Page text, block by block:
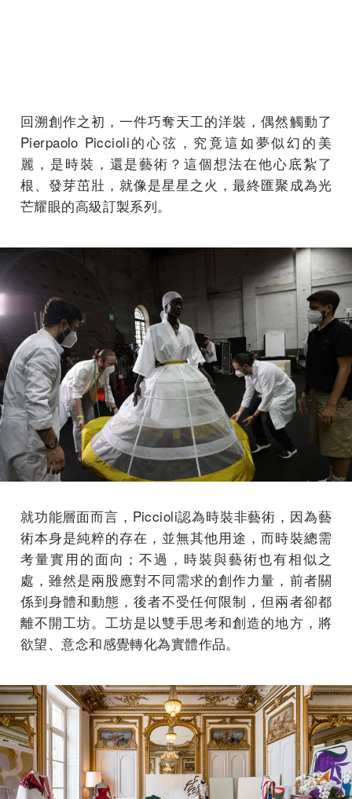
回溯創作之初，一件巧奪天工的洋裝，偶然觸動了
Pierpaolo Piccioli的心弦，究竟這如夢似幻的美
麗，是時裝，還是藝術？這個想法在他心底紮了
根、發芽茁壯，就像是星星之火，最終匯聚成為光
芒耀眼的高級訂製系列。
就功能層面而言，Piccioli認為時裝非藝術，因為藝
術本身是純粹的存在，並無其他用途，而時裝總需
考量實用的面向；不過，時裝與藝術也有相似之
處，雖然是兩股應對不同需求的創作力量，前者關
係到身體和動態，後者不受任何限制，但兩者卻都
離不開工坊。工坊是以雙手思考和創造的地方，將
欲望、意念和感覺轉化為實體作品。